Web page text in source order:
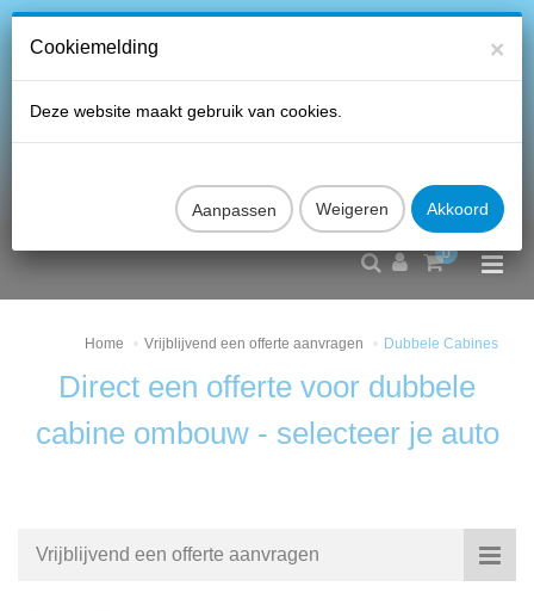
0
Home Vrijblijvend een offerte aanvragen Dubbele Cabines
Direct een offerte voor dubbele
cabine ombouw - selecteer je auto
Vrijblijvend een offerte aanvragen
×
Cookiemelding
Deze website maakt gebruik van cookies.
Aanpassen